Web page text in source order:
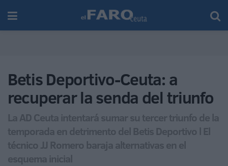
Betis Deportivo-Ceuta: a
recuperar la senda del triunfo
La AD Ceuta intentará sumar su tercer triunfo de la
temporada en detrimento del Betis Deportivo l El
técnico JJ Romero baraja alternativas en el
esquema inicial